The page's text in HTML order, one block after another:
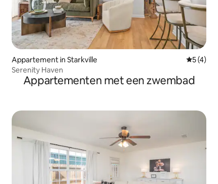
Appartement in Starkville
5 (4)
Serenity Haven
Appartementen met een zwembad